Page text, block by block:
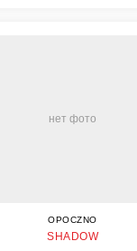
нет фото
OPOCZNO
SHADOW